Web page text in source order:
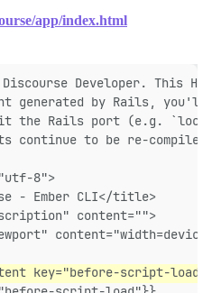
app/index.html
Developer. This
generated by Rails, you'll
the Rails port (e.g.
continue to be re-compiled
8">
- Ember CLI</title>
content="">
key="before-script-load">